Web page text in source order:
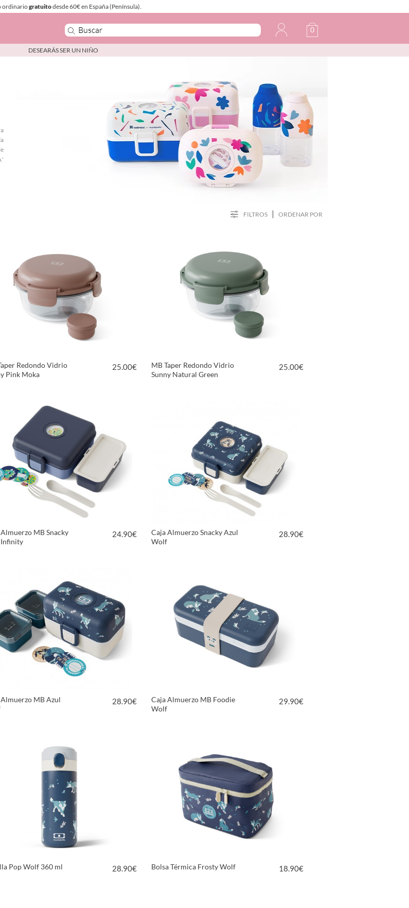
ordinariogratuitodesde 60€ en España (Península).
0
DESEARÁS SER UN NIÑO
'
FILTROS ORDENAR POR
Redondo Vidrio
Pink Moka
25.00€
MB Taper Redondo Vidrio
Sunny Natural Green
25.00€
MB Snacky
24.90€
Caja Almuerzo Snacky Azul
Wolf
28.90€
MB Azul
28.90€
Caja Almuerzo MB Foodie
Wolf
29.90€
Pop Wolf 360 ml 28.90€ Bolsa Térmica Frosty Wolf 18.90€